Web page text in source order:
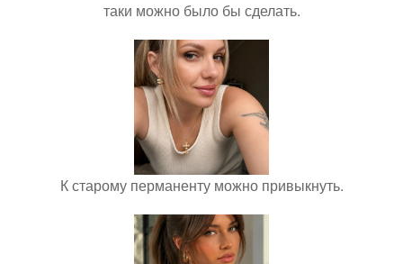
таки можно было бы сделать.
К старому перманенту можно привыкнуть.